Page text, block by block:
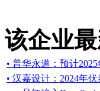
该企业
• 普华永道：预计
• 汉嘉设计：2024年